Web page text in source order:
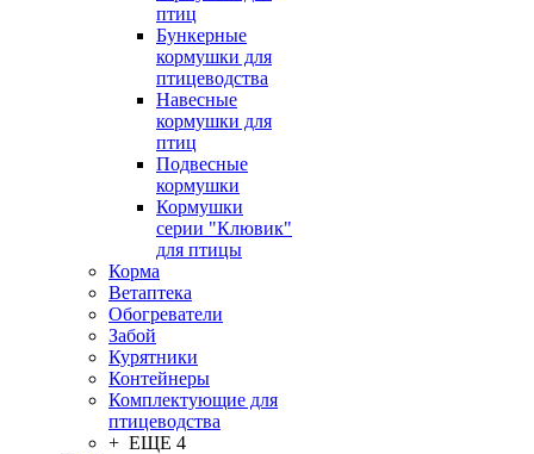
птиц
Бункерные
кормушки для
птицеводства
Навесные
кормушки для
птиц
Подвесные
кормушки
Кормушки
серии "Клювик"
для птицы
Корма
Ветаптека
Обогреватели
Забой
Курятники
Контейнеры
Комплектующие для
птицеводства
+ ЕЩЕ 4